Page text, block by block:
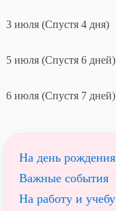
3 июля (Спустя 4 дня)
5 июля (Спустя 6 дней)
6 июля (Спустя 7 дней)
На день рождения
Важные события
На работу и учебу